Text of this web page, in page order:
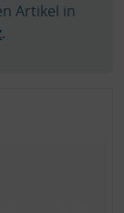
Artikel in
.